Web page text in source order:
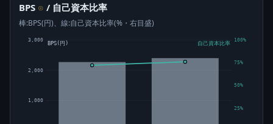
BPS ⊙ / 自己資本比率
棒:BPS(円)、線:自己資本比率(%・右目盛)
1,000
2,000
3,000
25%
50%
75%
100%
BPS(円) 自己資本比率